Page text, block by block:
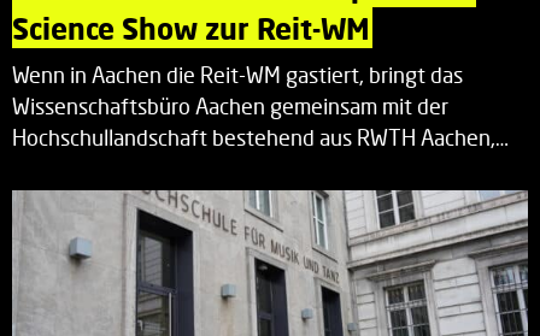
Science Show zur Reit-WM
Wenn in Aachen die Reit-WM gastiert, bringt das
Wissenschaftsbüro Aachen gemeinsam mit der
Hochschullandschaft bestehend aus RWTH Aachen,…